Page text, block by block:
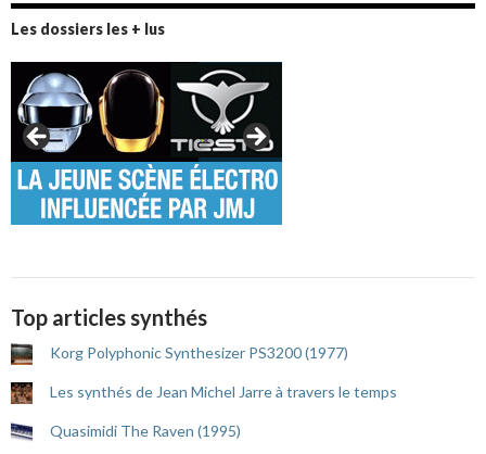
Les dossiers les + lus
Top articles synthés
Korg Polyphonic Synthesizer PS3200 (1977)
Les synthés de Jean Michel Jarre à travers le temps
Quasimidi The Raven (1995)